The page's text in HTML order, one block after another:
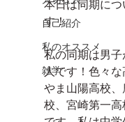
自己紹介
私のオススメ
雑学
本日は同期に
す！
私の同期は男
人です！色々
やま山陽高校
校、宮崎第一